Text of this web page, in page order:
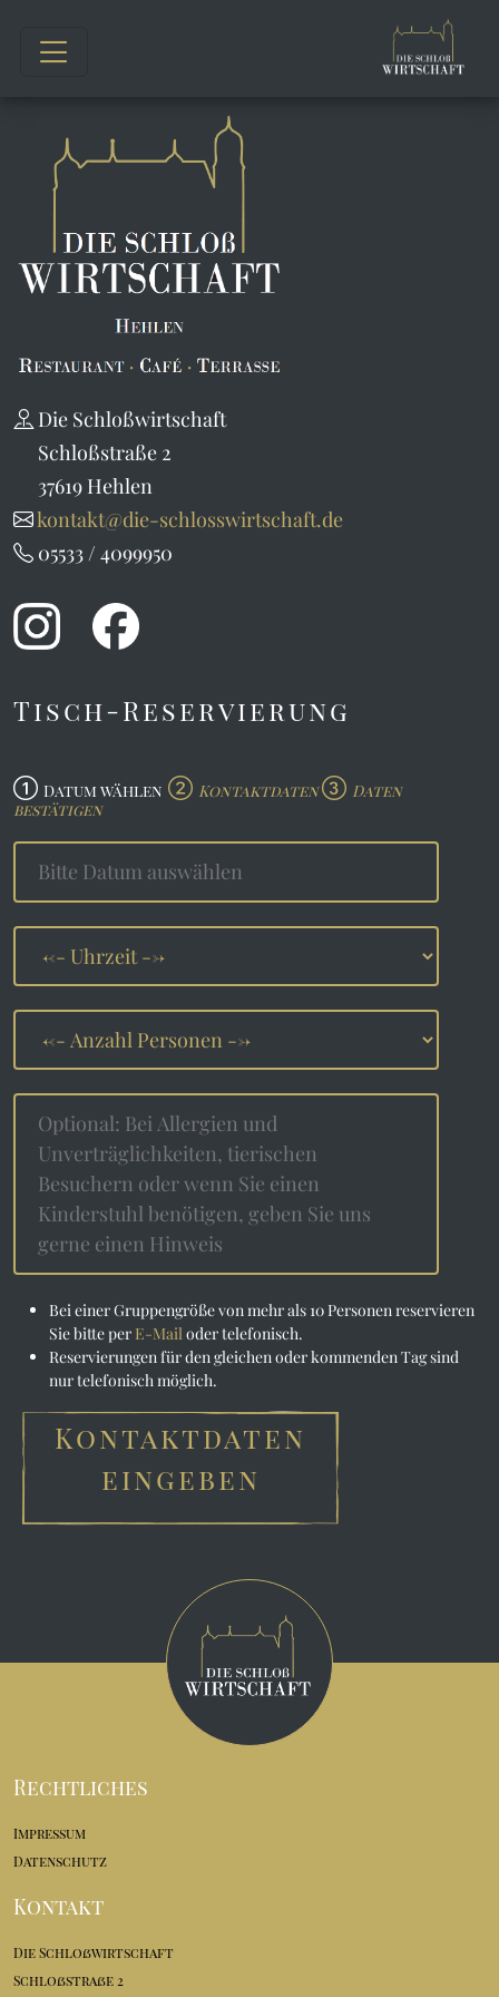
Die Schloßwirtschaft
Schloßstraße 2
37619 Hehlen
kontakt@die-schlosswirtschaft.de
05533 / 4099950
Tisch-Reservierung
Datum wählen Kontaktdaten
Daten
bestätigen
Bei einer Gruppengröße von mehr als 10 Personen reservieren
Sie bitte per E-Mailoder telefonisch.
Reservierungen für den gleichen oder kommenden Tag sind
nur telefonisch möglich.
Kontaktdaten
eingeben
Rechtliches
Impressum
Datenschutz
Kontakt
Die Schloßwirtschaft
Schloßstraße 2